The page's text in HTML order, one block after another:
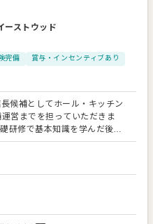
ーストウッド
完備
賞与・インセンティブあり
候補としてホール・キッチン
営までを担っていただきま
す。 1ヶ月目は仕込みや調
じてお店への理解を深めま
た社員業務に挑戦してくださ
コストの数値管理、マーケティ
舗経営に関するあらゆる権限
習得します。 将来的に